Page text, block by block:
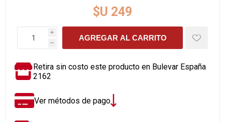
$U 249
i
h
AGREGAR AL CARRITO
Retira sin costo este producto en Bulevar España
2162
Ver métodos de pago